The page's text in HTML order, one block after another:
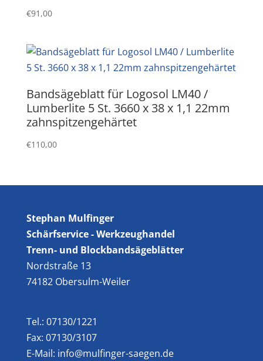
€91,00
Bandsägeblatt für Logosol LM40 /
Lumberlite 5 St. 3660 x 38 x 1,1 22mm
zahnspitzengehärtet
€110,00
Stephan Mulfinger
Schärfservice - Werkzeughandel
Trenn- und Blockbandsägeblätter
Nordstraße 13
74182 Obersulm-Weiler
Tel.: 07130/1221
Fax: 07130/3107
E-Mail: info@mulfinger-saegen.de